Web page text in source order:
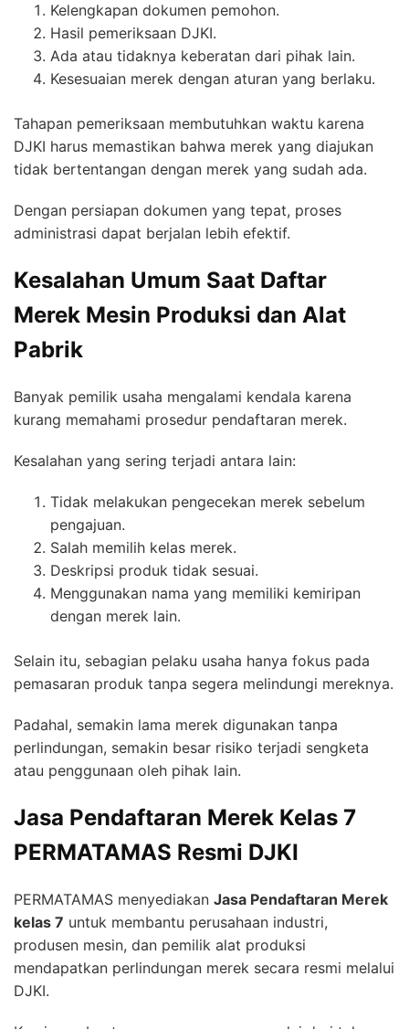
Kelengkapan dokumen pemohon.
Hasil pemeriksaan DJKI.
Ada atau tidaknya keberatan dari pihak lain.
Kesesuaian merek dengan aturan yang berlaku.
Tahapan pemeriksaan membutuhkan waktu karena
DJKI harus memastikan bahwa merek yang diajukan
tidak bertentangan dengan merek yang sudah ada.
Dengan persiapan dokumen yang tepat, proses
administrasi dapat berjalan lebih efektif.
Kesalahan Umum Saat Daftar
Merek Mesin Produksi dan Alat
Pabrik
Banyak pemilik usaha mengalami kendala karena
kurang memahami prosedur pendaftaran merek.
Kesalahan yang sering terjadi antara lain:
Tidak melakukan pengecekan merek sebelum
pengajuan.
Salah memilih kelas merek.
Deskripsi produk tidak sesuai.
Menggunakan nama yang memiliki kemiripan
dengan merek lain.
Selain itu, sebagian pelaku usaha hanya fokus pada
pemasaran produk tanpa segera melindungi mereknya.
Padahal, semakin lama merek digunakan tanpa
perlindungan, semakin besar risiko terjadi sengketa
atau penggunaan oleh pihak lain.
Jasa Pendaftaran Merek Kelas 7
PERMATAMAS Resmi DJKI
PERMATAMAS menyediakan Jasa Pendaftaran Merek
kelas 7 untuk membantu perusahaan industri,
produsen mesin, dan pemilik alat produksi
mendapatkan perlindungan merek secara resmi melalui
DJKI.